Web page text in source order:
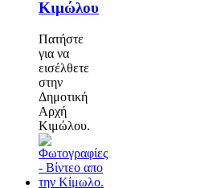
Κιμώλου
Πατήστε
για να
εισέλθετε
στην
Δημοτική
Αρχή
Κιμώλου.